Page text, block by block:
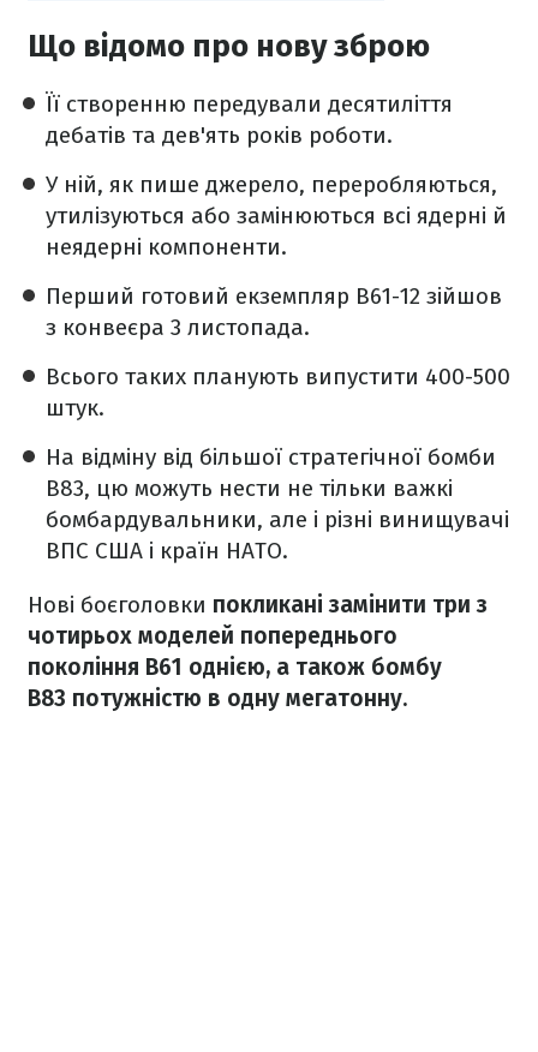
Що відомо про нову зброю
Її створенню передували десятиліття
дебатів та дев'ять років роботи.
У ній, як пише джерело, переробляються,
утилізуються або замінюються всі ядерні й
неядерні компоненти.
Перший готовий екземпляр B61-12 зійшов
з конвеєра 3 листопада.
Всього таких планують випустити 400-500
штук.
На відміну від більшої стратегічної бомби
B83, цю можуть нести не тільки важкі
бомбардувальники, але і різні винищувачі
ВПС США і країн НАТО.
Нові боєголовки покликані замінити три з
чотирьох моделей попереднього
покоління B61 однією, а також бомбу
B83 потужністю в одну мегатонну.